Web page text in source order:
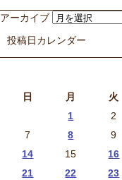
アーカイブ
投稿日カレンダー
日
月 火
1 2
7
8 9
14
15 16
21
22 23